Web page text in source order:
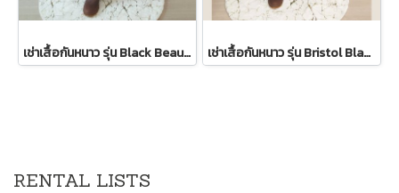
เช่าเสื้อกันหนาว รุ่น Black Beauty Single Breasted Coat 2109GCL1576FABK1 เช่าเสื้อกันหนาว รุ่น Bristol Black Double Breasted Coat 2109GCL1656FABK1
RENTAL LISTS